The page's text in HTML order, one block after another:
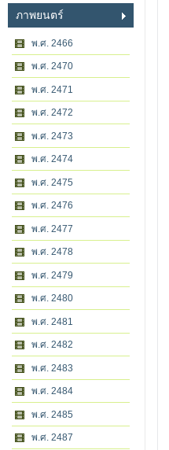
ภาพยนตร์
พ.ศ. 2466
พ.ศ. 2470
พ.ศ. 2471
พ.ศ. 2472
พ.ศ. 2473
พ.ศ. 2474
พ.ศ. 2475
พ.ศ. 2476
พ.ศ. 2477
พ.ศ. 2478
พ.ศ. 2479
พ.ศ. 2480
พ.ศ. 2481
พ.ศ. 2482
พ.ศ. 2483
พ.ศ. 2484
พ.ศ. 2485
พ.ศ. 2487